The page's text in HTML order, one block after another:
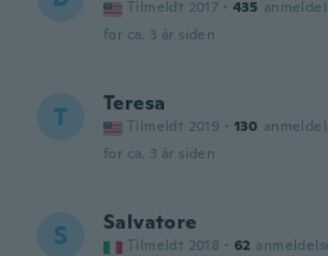
Tilmeldt 2017 · 435
for ca. 3 år siden
T Teresa
Tilmeldt 2019 · 130
for ca. 3 år siden
S Salvatore
Tilmeldt 2018 · 62